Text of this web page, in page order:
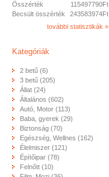
Összérték
115497790Ft
Becsült összérték
243583974Ft
további statisztikák »
Kategóriák
2 betű (6)
3 betű (205)
Állat (24)
Általános (602)
Autó, Motor (113)
Baba, gyerek (29)
Biztonság (70)
Egészség, Wellnes (162)
Élelmiszer (121)
Építőipar (78)
Felnőtt (10)